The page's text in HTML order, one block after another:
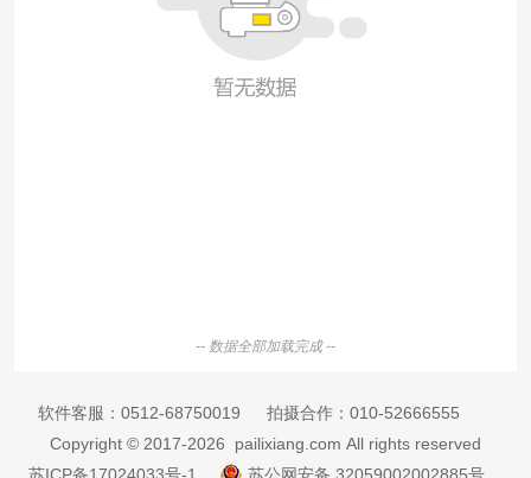
-- 数据全部加载完成 --
软件客服： 0512-68750019 拍摄合作： 010-52666555
Copyright © 2017-2026 pailixiang.com All rights reserved
苏ICP备17024033号-1
苏公网安备 32059002002885号